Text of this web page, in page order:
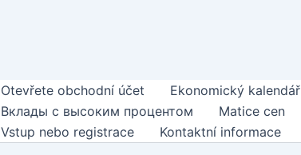
Otevřete obchodní účet Ekonomický kalendář
Вклады с высоким процентом
Matice cen
Vstup nebo registrace
Kontaktní informace